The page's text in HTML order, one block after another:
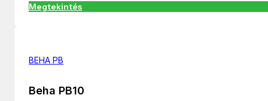
Megtekintés
BEHA PB
Beha PB10